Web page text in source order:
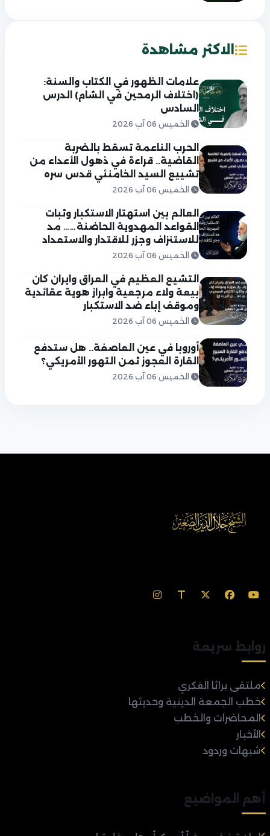
الاكثر مشاهدة
علامات الظهور في الكتاب والسنة:
(اختلاف الرمحين في الشام) الدرس
السادس
الخميس 06 آب 2026
الحرب الناعمة تسقط بالضربة
القاضية.. قراءة في ذهول الأعداء من
تشييع السيد الخامنئي قدس سره
الخميس 06 آب 2026
العالم بين استهتار الاستكبار وثبات
القواعد المهدوية الحاضنة…… مد
للاستنزاف وجزر للاقتدار والاستعداد
الخميس 06 آب 2026
التشيع العظيم في العراق وايران كان
بيعة ولاء مرجعية وابراز هوية عقائدية
وموقف إباء ضد الاستكبار
الخميس 06 آب 2026
أوروبا في عين العاصفة.. هل ستدفع
القارة العجوز ثمن التهور الأمريكي؟
الخميس 06 آب 2026
روابط سريعة
ملتقى براثا الفكري
خطب الجمعة الدينية وحديثها
المحاضرات والخطب
الأخبار
شبهات وردود
أهم المواضيع